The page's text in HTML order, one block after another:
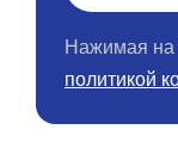
Нажимая на
политикой